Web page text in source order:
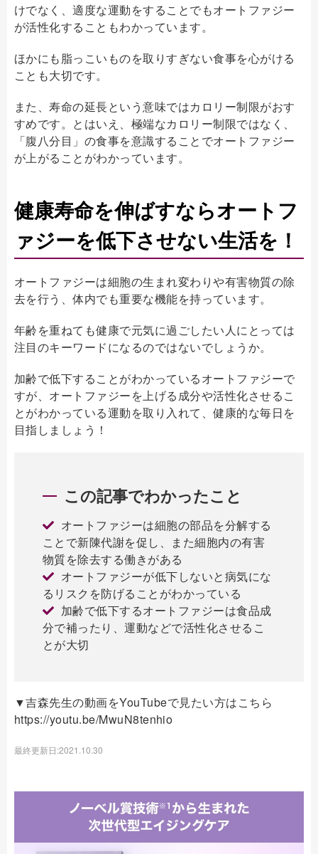
けでなく、適度な運動をすることでもオートファジー
が活性化することもわかっています。
ほかにも脂っこいものを取りすぎない食事を心がける
ことも大切です。
また、寿命の延長という意味ではカロリー制限がおす
すめです。とはいえ、極端なカロリー制限ではなく、
「腹八分目」の食事を意識することでオートファジー
が上がることがわかっています。
健康寿命を伸ばすならオートフ
ァジーを低下させない生活を！
オートファジーは細胞の生まれ変わりや有害物質の除
去を行う、体内でも重要な機能を持っています。
年齢を重ねても健康で元気に過ごしたい人にとっては
注目のキーワードになるのではないでしょうか。
加齢で低下することがわかっているオートファジーで
すが、オートファジーを上げる成分や活性化させるこ
とがわかっている運動を取り入れて、健康的な毎日を
目指しましょう！
この記事でわかったこと
オートファジーは細胞の部品を分解する
ことで新陳代謝を促し、また細胞内の有害
物質を除去する働きがある
オートファジーが低下しないと病気にな
るリスクを防げることがわかっている
加齢で低下するオートファジーは食品成
分で補ったり、運動などで活性化させるこ
とが大切
▼吉森先生の動画をYouTubeで見たい方はこちら
https://youtu.be/MwuN8tenhio
最終更新日:2021.10.30